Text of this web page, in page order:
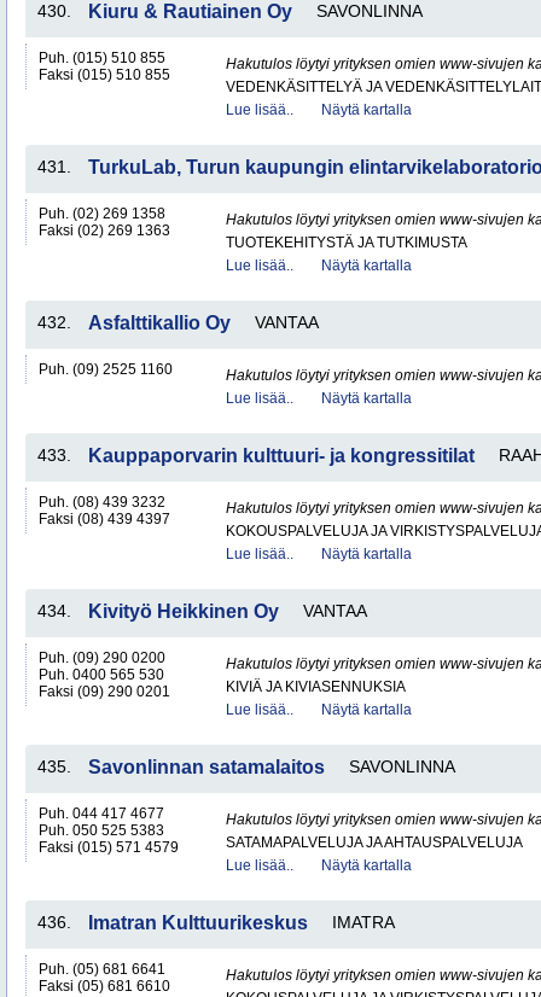
430. Kiuru & Rautiainen Oy SAVONLINNA
Puh. (015) 510 855
Faksi (015) 510 855
Hakutulos löytyi yrityksen omien www-sivujen
VEDENKÄSITTELYÄ JA
Lue lisää..
Näytä kartalla
431. TurkuLab, Turun kaupungin
Puh. (02) 269 1358
Faksi (02) 269 1363
Hakutulos löytyi yrityksen omien www-sivujen
TUOTEKEHITYSTÄ JA TUTKIMUSTA
Lue lisää..
Näytä kartalla
432. Asfalttikallio Oy VANTAA
Puh. (09) 2525 1160
Hakutulos löytyi yrityksen omien www-sivujen
Lue lisää..
Näytä kartalla
433. Kauppaporvarin kulttuuri- ja kongressitilat
Puh. (08) 439 3232
Faksi (08) 439 4397
Hakutulos löytyi yrityksen omien www-sivujen
KOKOUSPALVELUJA JA
Lue lisää..
Näytä kartalla
434. Kivityö Heikkinen Oy VANTAA
Puh. (09) 290 0200
Puh. 0400 565 530
Faksi (09) 290 0201
Hakutulos löytyi yrityksen omien www-sivujen
KIVIÄ JA KIVIASENNUKSIA
Lue lisää..
Näytä kartalla
435. Savonlinnan satamalaitos SAVONLINNA
Puh. 044 417 4677
Puh. 050 525 5383
Faksi (015) 571 4579
Hakutulos löytyi yrityksen omien www-sivujen
SATAMAPALVELUJA JA AHTAUSPALVELUJA
Lue lisää..
Näytä kartalla
436. Imatran Kulttuurikeskus IMATRA
Puh. (05) 681 6641
Faksi (05) 681 6610
Hakutulos löytyi yrityksen omien www-sivujen